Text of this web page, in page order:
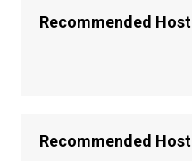
Recommended Host
Recommended Host